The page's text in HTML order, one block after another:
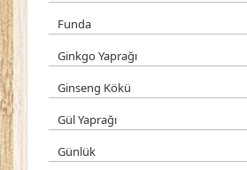
Funda
Ginkgo Yaprağı
Ginseng Kökü
Gül Yaprağı
Günlük